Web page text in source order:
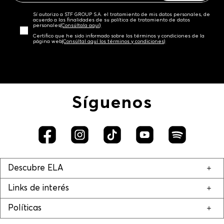
Sí autorizo a STF GROUP S.A. el tratamiento de mis datos personales, de
acuerdo a las finalidades de su política de tratamiento de datos
personales‎(Consúltala aquí)
Certifico que he sido informado sobre los términos y condiciones de la
página web‎(Consúltal aquí los términos y condiciones)
Síguenos
Descubre ELA
Links de interés
Políticas